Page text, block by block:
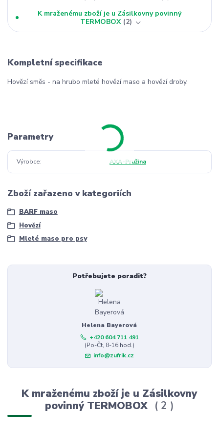
K mraženému zboží je u Zásilkovny povinný
TERMOBOX 2
Kompletní specifikace
Hovězí směs - na hrubo mleté hovězí maso a hovězí droby.
Parametry
Výrobce AXA-Pružina
Zboží zařazeno v kategoriích
BARF maso
Hovězí
Mleté maso pro psy
Potřebujete poradit?
Helena Bayerová
+420 604 711 491
(Po-Čt, 8-16 hod.)
info@zufrik.cz
K mraženému zboží je u Zásilkovny
povinný TERMOBOX
2